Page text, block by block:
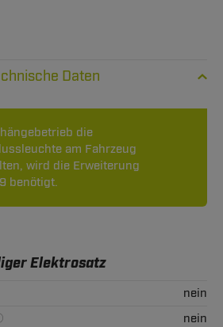
Daten
die
am Fahrzeug
wird die Erweiterung
benötigt.
Elektrosatz
nein
nein